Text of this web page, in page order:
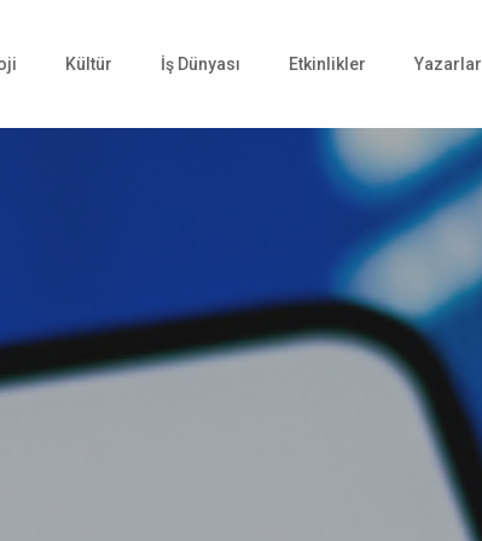
Kültür İş Dünyası Etkinlikler Yazarlar